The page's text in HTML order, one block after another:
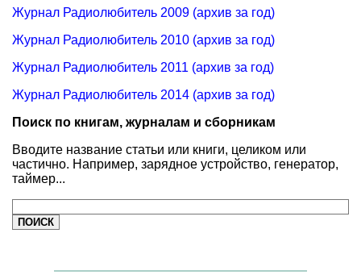
Журнал Радиолюбитель 2009 (архив за год)
Журнал Радиолюбитель 2010 (архив за год)
Журнал Радиолюбитель 2011 (архив за год)
Журнал Радиолюбитель 2014 (архив за год)
Поиск по книгам, журналам и сборникам
Вводите название статьи или книги, целиком или
частично. Например, зарядное устройство, генератор,
таймер...